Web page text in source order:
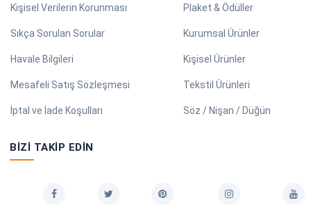
Kişisel Verilerin Korunması
Sıkça Sorulan Sorular
Havale Bilgileri
Mesafeli Satış Sözleşmesi
İptal ve İade Koşulları
Plaket & Ödüller
Kurumsal Ürünler
Kişisel Ürünler
Tekstil Ürünleri
Söz / Nişan / Düğün
BIZI TAKIP EDIN